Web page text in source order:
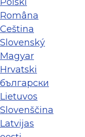
Româna
Ceština
Slovenský
Magyar
Hrvatski
български
Lietuvos
Slovenščina
Latvijas